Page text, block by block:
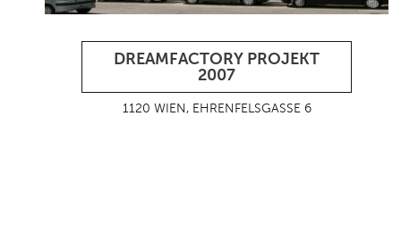
DREAMFACTORY PROJEKT
2007
1120 WIEN, EHRENFELSGASSE 6